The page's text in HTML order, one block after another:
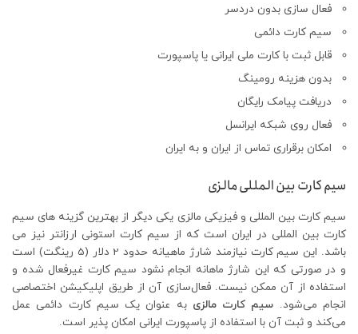
فعال سازی بدون دردسر
سیم کارت دائمی
قابل ثبت با کارت ملی ایرانی یا پاسپورت
بدون هزینه رومینگ
دریافت پیامک رایگان
فعال روی شبکه ایرانسل
امکان برقراری تماس از ایران و به ایران
سیم کارت بین المللی مالزی
سیم کارت بین المللی و فیزیکی مالزی یکی دیگر از بهترین گزینه های سیم
کارت بین المللی در ایران است که از سیم کارت استونی ارزانتر نیز می
باشد. این سیم کارت نیازمند شارژ ماهیانه حدود 2 دلار (5 رینگت) است
و در صورتی که این شارژ ماهانه انجام نشود سیم کارت غیرفعال شده و
استفاده از آن ممکن نیست. فعال‌سازی آن از طریق اپلیکیشن اختصاصی
انجام می‌شود. سیم کارت مالزیبه عنوان یک سیم کارت دائمی عمل
می‌کند و ثبت آن با استفاده از پاسپورت ایرانی امکان پذیر است.